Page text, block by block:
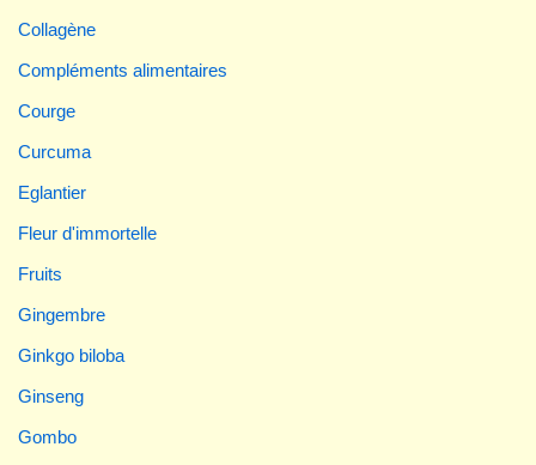
Collagène
Compléments alimentaires
Courge
Curcuma
Eglantier
Fleur d'immortelle
Fruits
Gingembre
Ginkgo biloba
Ginseng
Gombo